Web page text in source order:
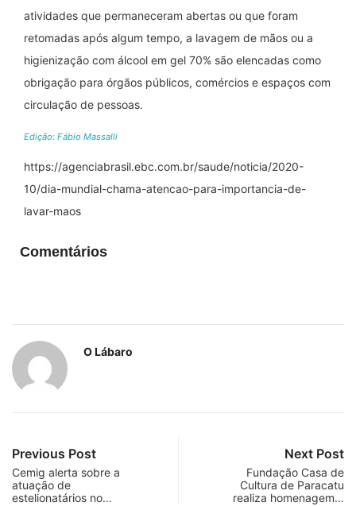
atividades que permaneceram abertas ou que foram
retomadas após algum tempo, a lavagem de mãos ou a
higienização com álcool em gel 70% são elencadas como
obrigação para órgãos públicos, comércios e espaços com
circulação de pessoas.
Edição: Fábio Massalli
https://agenciabrasil.ebc.com.br/saude/noticia/2020-
10/dia-mundial-chama-atencao-para-importancia-de-
lavar-maos
Comentários
O Lábaro
Previous Post
Cemig alerta sobre a
atuação de
estelionatários no…
Next Post
Fundação Casa de
Cultura de Paracatu
realiza homenagem…